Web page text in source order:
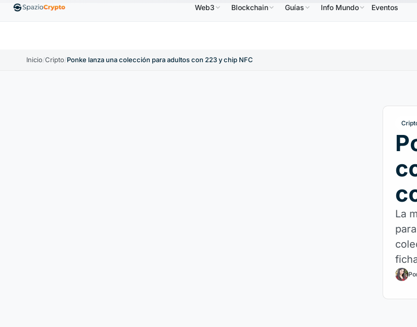
EthereumETH1880,58 US$ ↑0.00% BNB BNB586,64 US$↑2.10% USDC USDC0,9995 US$↑0.00% XRP
Web3 Blockchain Guías Info Mundo Eventos
Inicio/Cripto/Ponke lanza una colección para adultos con 223 y chip NFC
La